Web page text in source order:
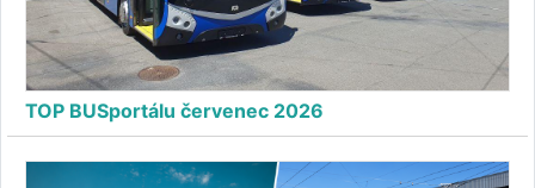
TOP BUSportálu červenec 2026